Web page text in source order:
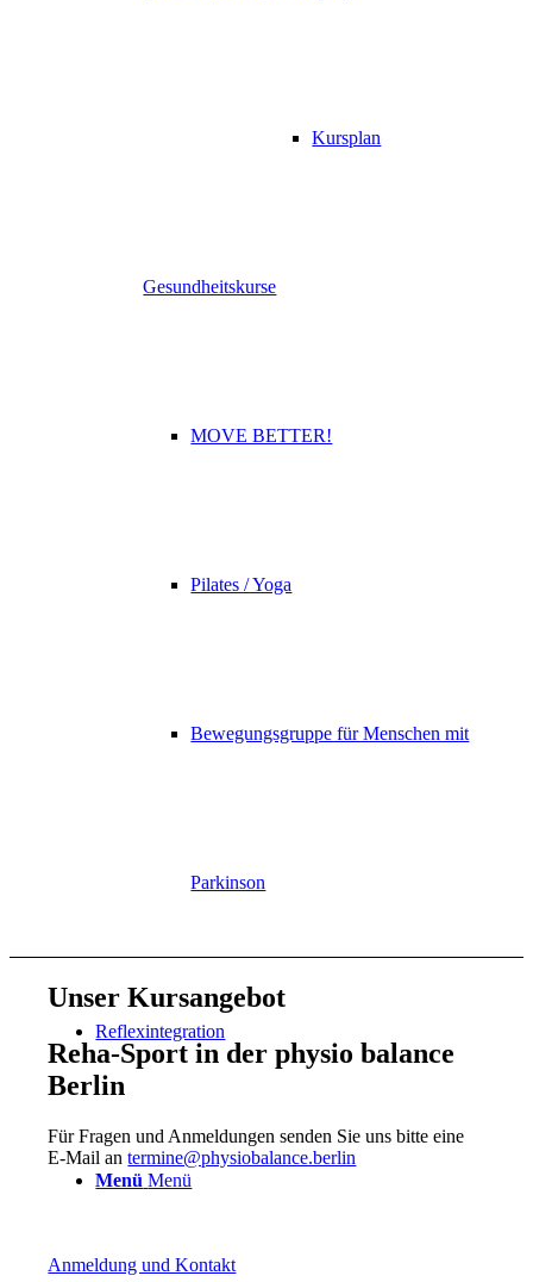
Kursplan
Gesundheitskurse
MOVE BETTER!
Pilates / Yoga
Bewegungsgruppe für Menschen mit
Parkinson
Reflexintegration
Menü Menü
Unser Kursangebot
Reha-Sportin der physio balance
Berlin
Für Fragen und Anmeldungen senden Sie uns bitte eine
E-Mail antermine@physiobalance.berlin
Anmeldung und Kontakt